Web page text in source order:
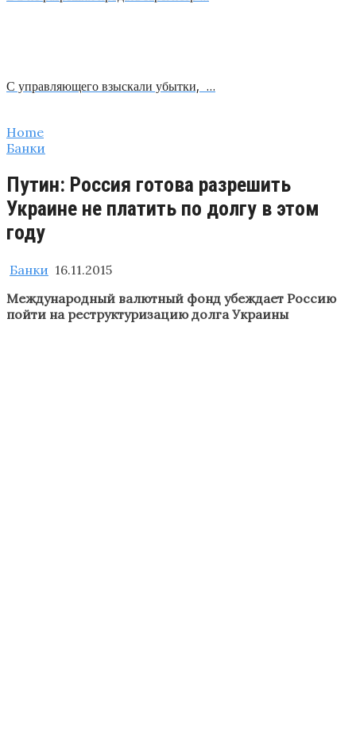
С управляющего взыскали убытки, …
Home
Банки
Путин: Россия готова разрешить
Украине не платить по долгу в этом
году
Банки 16.11.2015
Международный валютный фонд убеждает Россию
пойти на реструктуризацию долга Украины